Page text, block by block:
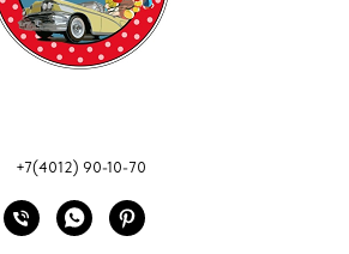
+7(4012) 90-10-70